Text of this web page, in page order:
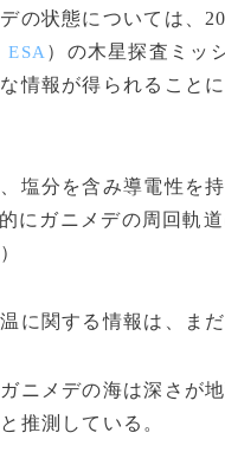
の状態については、
ESA ）の木星探査ミッ
情報が得られること
塩分を含み導電性を
にガニメデの周回軌
に関する情報は、まだ
ニメデの海は深さが
推測している。